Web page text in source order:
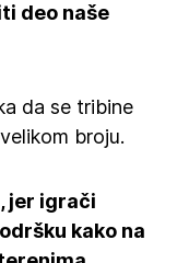
deo naše
da se tribine
broju.
jer igrači
kako na